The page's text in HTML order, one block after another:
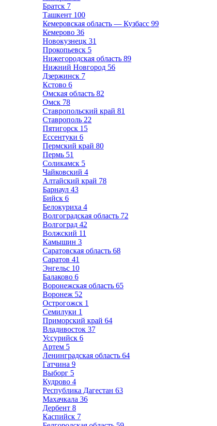
Братск 7
Ташкент 100
Кемеровская область — Кузбасс 99
Кемерово 36
Новокузнецк 31
Прокопьевск 5
Нижегородская область 89
Нижний Новгород 56
Дзержинск 7
Кстово 6
Омская область 82
Омск 78
Ставропольский край 81
Ставрополь 22
Пятигорск 15
Ессентуки 6
Пермский край 80
Пермь 51
Соликамск 5
Чайковский 4
Алтайский край 78
Барнаул 43
Бийск 6
Белокуриха 4
Волгоградская область 72
Волгоград 42
Волжский 11
Камышин 3
Саратовская область 68
Саратов 41
Энгельс 10
Балаково 6
Воронежская область 65
Воронеж 52
Острогожск 1
Семилуки 1
Приморский край 64
Владивосток 37
Уссурийск 6
Артем 5
Ленинградская область 64
Гатчина 9
Выборг 5
Кудрово 4
Республика Дагестан 63
Махачкала 36
Дербент 8
Каспийск 7